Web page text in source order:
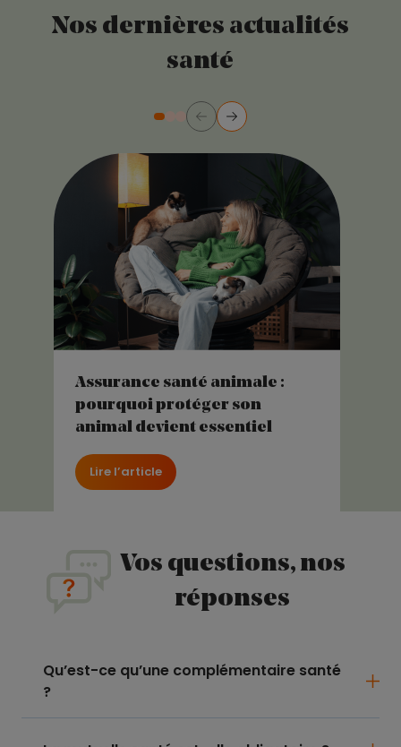
Nos dernières actualités
santé
Diapositive numéro 1
Diapositive numéro 2
Diapositive numéro 3
Précédent
Suivant
Assurance santé animale :
pourquoi protéger son
animal devient essentiel
Lire l’article
Vos questions, nos
réponses
Qu’est-ce qu’une complémentaire santé
?